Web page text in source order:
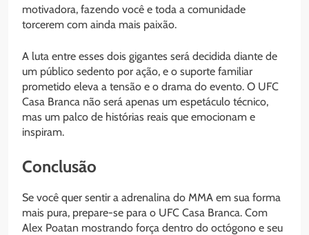
motivadora, fazendo você e toda a comunidade
torcerem com ainda mais paixão.
A luta entre esses dois gigantes será decidida diante de
um público sedento por ação, e o suporte familiar
prometido eleva a tensão e o drama do evento. O UFC
Casa Branca não será apenas um espetáculo técnico,
mas um palco de histórias reais que emocionam e
inspiram.
Conclusão
Se você quer sentir a adrenalina do MMA em sua forma
mais pura, prepare-se para o UFC Casa Branca. Com
Alex Poatan mostrando força dentro do octógono e seu